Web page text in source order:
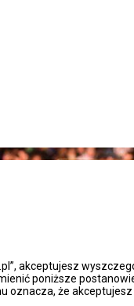
akceptujesz
poniższe
oznacza, że